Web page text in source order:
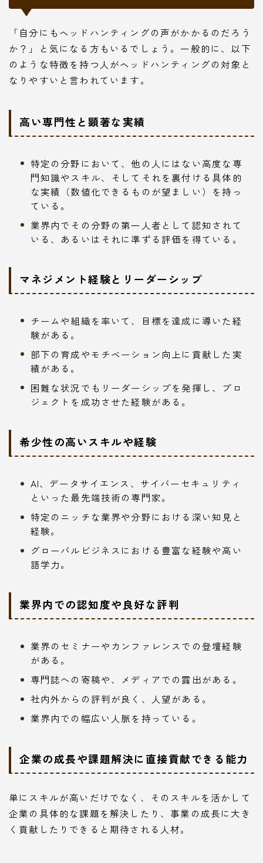
「自分にもヘッドハンティングの声がかかるのだろう
か？」と気になる方もいるでしょう。一般的に、以下
のような特徴を持つ人がヘッドハンティングの対象と
なりやすいと言われています。
高い専門性と顕著な実績
特定の分野において、他の人にはない高度な専
門知識やスキル、そしてそれを裏付ける具体的
な実績（数値化できるものが望ましい）を持っ
ている。
業界内でその分野の第一人者として認知されて
いる、あるいはそれに準ずる評価を得ている。
マネジメント経験とリーダーシップ
チームや組織を率いて、目標を達成に導いた経
験がある。
部下の育成やモチベーション向上に貢献した実
績がある。
困難な状況でもリーダーシップを発揮し、プロ
ジェクトを成功させた経験がある。
希少性の高いスキルや経験
AI、データサイエンス、サイバーセキュリティ
といった最先端技術の専門家。
特定のニッチな業界や分野における深い知見と
経験。
グローバルビジネスにおける豊富な経験や高い
語学力。
業界内での認知度や良好な評判
業界のセミナーやカンファレンスでの登壇経験
がある。
専門誌への寄稿や、メディアでの露出がある。
社内外からの評判が良く、人望がある。
業界内での幅広い人脈を持っている。
企業の成長や課題解決に直接貢献できる能力
単にスキルが高いだけでなく、そのスキルを活かして
企業の具体的な課題を解決したり、事業の成長に大き
く貢献したりできると期待される人材。